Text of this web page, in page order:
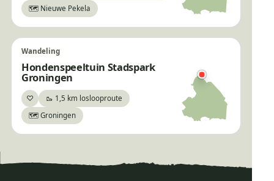
🗺️ Nieuwe Pekela
Wandeling
Hondenspeeltuin Stadspark
Groningen
♡Bewaar🥾 1,5 km loslooproute
🗺️ Groningen